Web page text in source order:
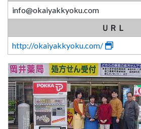
info@okaiyakkyoku.com
ＵＲＬ
http://okaiyakkyoku.com/